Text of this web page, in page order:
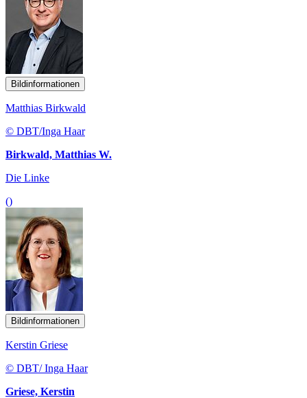
Bildinformationen
Matthias Birkwald
© DBT/Inga Haar
Birkwald, Matthias W.
Die Linke
()
Bildinformationen
Kerstin Griese
© DBT/ Inga Haar
Griese, Kerstin